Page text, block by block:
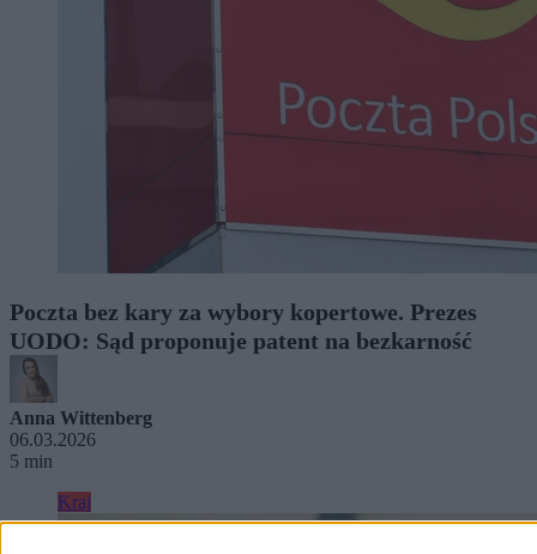
Poczta bez kary za wybory kopertowe. Prezes
UODO: Sąd proponuje patent na bezkarność
Anna Wittenberg
06.03.2026
5 min
Kraj